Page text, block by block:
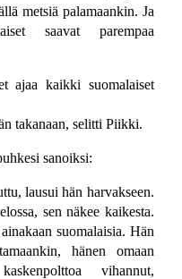
metsiä palamaankin. Ja
saavat parempaa
ajaa kaikki suomalaiset
takanaan, selitti Piikki.
sanoiksi:
lausui hän harvakseen.
sen näkee kaikesta.
suomalaisia. Hän
hänen omaan
vihannut,